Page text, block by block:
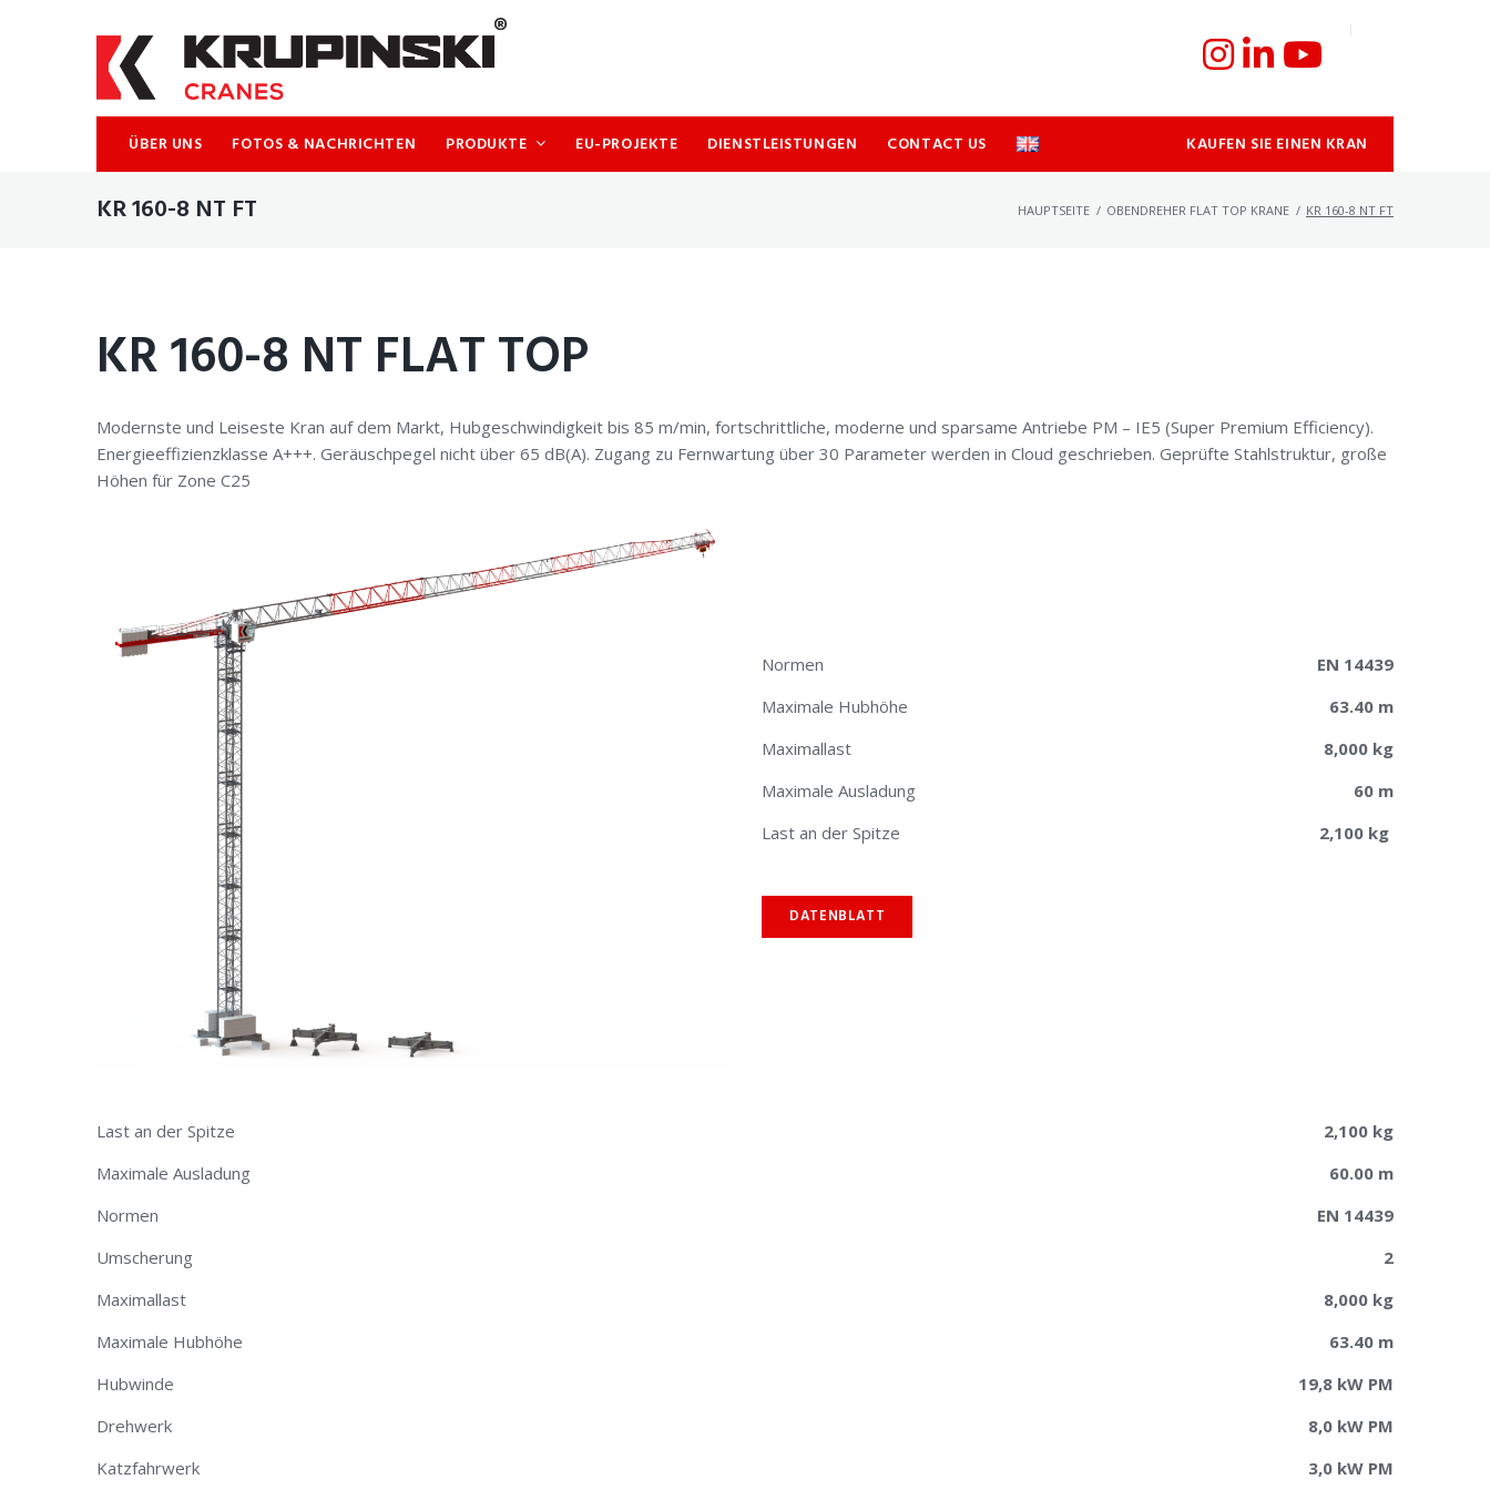
ÜBER UNS FOTOS & NACHRICHTEN PRODUKTE EU-PROJEKTE DIENSTLEISTUNGEN CONTACT US KAUFEN SIE EINEN KRAN
KR 160-8 NT FT HAUPTSEITE / OBENDREHER FLAT TOP KRANE / KR 160-8 NT FT
KR 160-8 NT FLAT TOP
Modernste und Leiseste Kran auf dem Markt, Hubgeschwindigkeit bis 85 m/min, fortschrittliche, moderne und sparsame Antriebe PM – IE5 (Super Premium Efficiency).
Energieeffizienzklasse A+++. Geräuschpegel nicht über 65 dB(A). Zugang zu Fernwartung über 30 Parameter werden in Cloud geschrieben. Geprüfte Stahlstruktur, große
Höhen für Zone C25
Normen
Maximale Hubhöhe
​Maximallast​
Maximale Ausladung
Last an der Spitze
EN 14439
63.40 m
8,000 kg
60 m
2,100 kg
DATENBLATT
Last an der Spitze
Maximale Ausladung
Normen
Umscherung
Maximallast
Maximale Hubhöhe​
Hubwinde
Drehwerk
Katzfahrwerk
2,100 kg
60.00 m
EN 14439
2
8,000 kg
63.40 m
19,8 kW PM
8,0 kW PM
3,0 kW PM